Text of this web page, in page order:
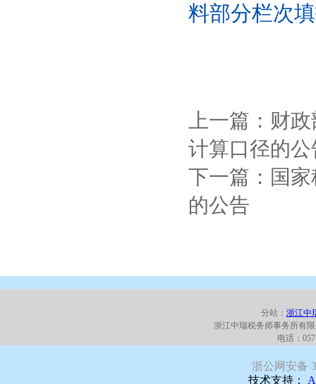
料部分栏次
上一篇：财
计算口径的公
下一篇：国
的公告
分站： 浙江中
浙江中瑞税务师事务所有
电话：
浙公网安备
技术支持：